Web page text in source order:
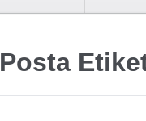
Posta